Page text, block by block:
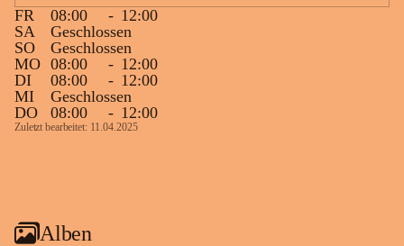
FR
08:00 - 12:00
SA
Geschlossen
SO
Geschlossen
MO 08:00 - 12:00
DI
08:00 - 12:00
MI
Geschlossen
DO
08:00 - 12:00
Zuletzt bearbeitet: 11.04.2025
Alben